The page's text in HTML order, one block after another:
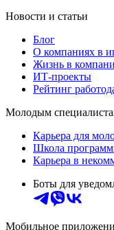
Новости и статьи
Блог
О компаниях в
Жизнь в
ИТ-проекты
Рейтинг
Молодым
Карьера для
Школа
Карьера в
Боты для
Мобильное